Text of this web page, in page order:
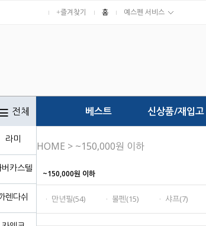
+즐겨찾기 홈 예스펜 서비스
전체
라미
카스텔
렌다쉬
베스트 신상품/재입고
HOME > ~150,000원 이하
~150,000원 이하
ㆍ 만년필(54) ㆍ 볼펜(15) ㆍ 샤프(7)